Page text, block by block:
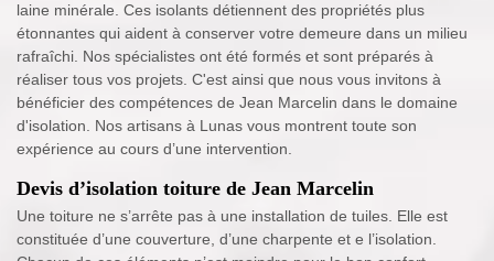
laine minérale. Ces isolants détiennent des propriétés plus
étonnantes qui aident à conserver votre demeure dans un milieu
rafraîchi. Nos spécialistes ont été formés et sont préparés à
réaliser tous vos projets. C'est ainsi que nous vous invitons à
bénéficier des compétences de Jean Marcelin dans le domaine
d'isolation. Nos artisans à Lunas vous montrent toute son
expérience au cours d’une intervention.
Devis d’isolation toiture de Jean Marcelin
Une toiture ne s’arrête pas à une installation de tuiles. Elle est
constituée d’une couverture, d’une charpente et e l’isolation.